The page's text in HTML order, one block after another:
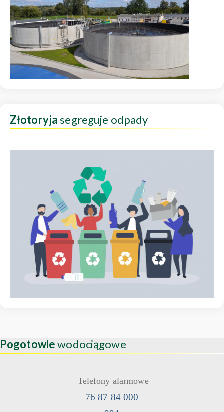
Złotoryjasegreguje odpady
Pogotowiewodociągowe
Telefony alarmowe
76 87 84 000